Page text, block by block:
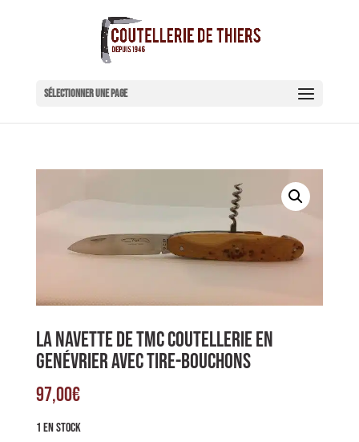
Sélectionner une page
LA NAVETTE DE TMC COUTELLERIE EN
GENÉVRIER AVEC TIRE-BOUCHONS
97,00€
1 EN STOCK